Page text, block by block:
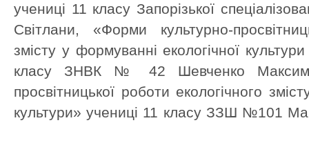
учениці 11 класу Запорізької
Світлани, «Форми культурно-
змісту у формуванні екологічної
класу ЗНВК № 42 Шевченко
просвітницької роботи екологічного
культури» учениці 11 класу ЗЗШ №101